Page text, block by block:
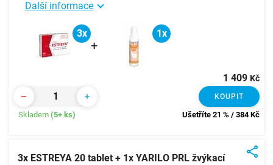
Další informace
3x
+
1x
1 409 Kč
KOUPIT
Skladem (5+ ks) Ušetříte 21 % / 384Kč
3x ESTREYA 20 tablet + 1x YARILO PRL žvýkací